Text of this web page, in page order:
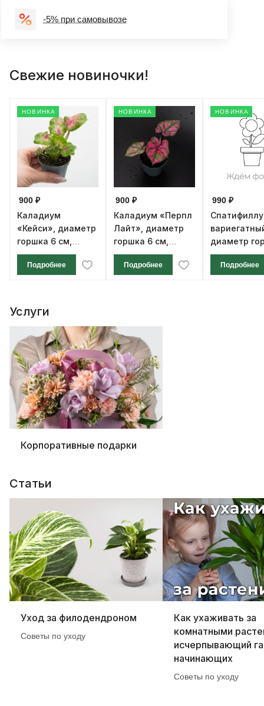
-5% при самовывозе
Свежие новиночки!
НОВИНКА
900 ₽
Каладиум
«Кейси», диаметр
горшка 6 см,
высота 12 см
Подробнее
НОВИНКА
900 ₽
Каладиум «Перпл
Лайт», диаметр
горшка 6 см,
высота 12 см
Подробнее
НОВИНКА
990 ₽
диаметр
см, высота
Подробнее
Услуги
Корпоративные подарки
Статьи
Уход за филодендроном
Советы по уходу
Как ухаживать за
комнатными
исчерпывающий
начинающих
Советы по уходу